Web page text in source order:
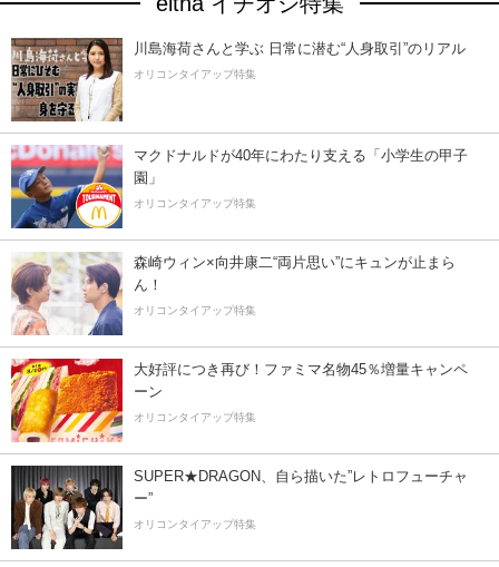
川島海荷さんと学ぶ 日常に潜む“人身取引”のリアル
オリコンタイアップ特集
マクドナルドが40年にわたり支える「小学生の甲子
園」
オリコンタイアップ特集
森崎ウィン×向井康二“両片思い”にキュンが止まら
ん！
オリコンタイアップ特集
大好評につき再び！ファミマ名物45％増量キャンペ
ーン
オリコンタイアップ特集
SUPER★DRAGON、自ら描いた”レトロフューチャ
ー”
オリコンタイアップ特集